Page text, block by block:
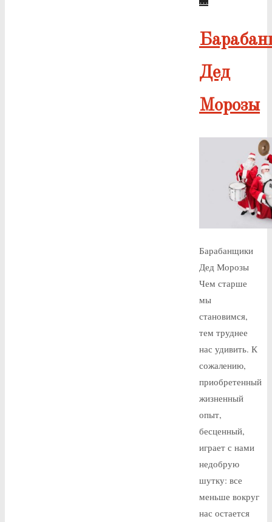
Дед
Морозы
Барабанщики
Дед Морозы
Чем старше
мы
становимся,
тем труднее
нас удивить. К
сожалению,
приобретенный
жизненный
опыт,
бесценный,
играет с нами
недобрую
шутку: все
меньше вокруг
нас остается